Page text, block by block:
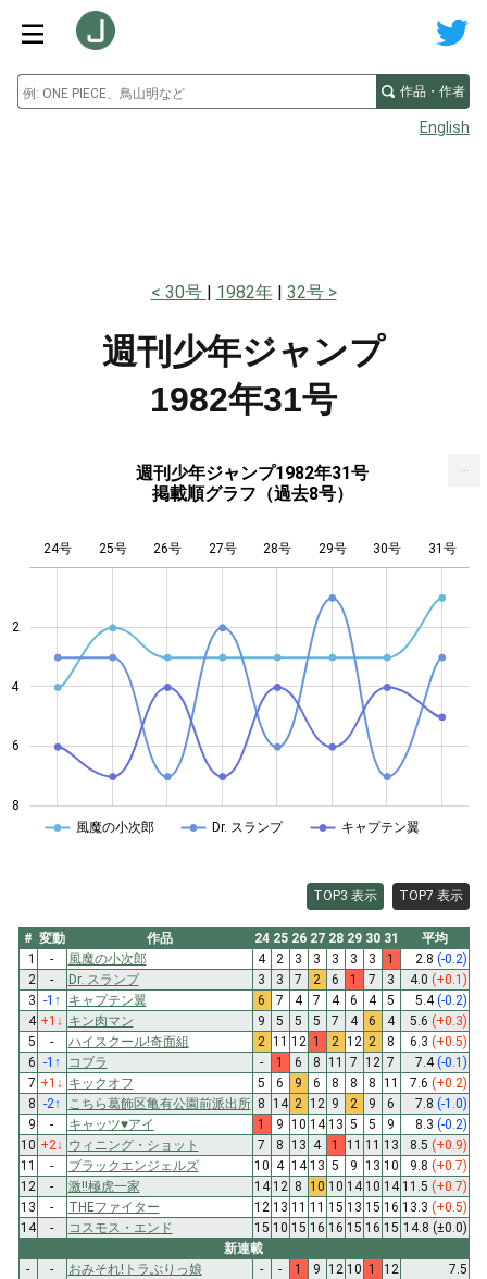
作品・作者
English
30号 1982年 32号
週刊少年ジャンプ
1982年31号
週刊少年ジャンプ1982年31号
掲載順グラフ（過去8号）
4
2
4
6
8
24号 25号 26号 27号 28号 29号 30号 31号
風魔の小次郎 Dr. スランプ キャプテン翼
TOP3 表示 TOP7 表示
# 変動 作品 24 25 26 27 28 29 30 31
平均
1
- 風魔の小次郎 4 2 3 3 3 3 3 1 2.8 (-0.2)
2
- Dr. スランプ 3 3 7 2 6 1 7 3 4.0 (+0.1)
3 -1 ↑ キャプテン翼 6 7 4 7 4 6 4 5 5.4(-0.2)
4 +1 ↓ キン肉マン 9 5 5 5 7 4 6 4 5.6 (+0.3)
5
- ハイスクール!奇面組 2 11 12 1 2 12 2 8 6.3 (+0.5)
6 -1 ↑ コブラ - 1 6 8 11 7 12 7 7.4(-0.1)
7 +1 ↓ キックオフ 5 6 9 6 8 8 8 11 7.6 (+0.2)
8 -2↑ こちら葛飾区亀有公園前派出所 8 14 2 12 9 2 9 6 7.8 (-1.0)
9
- キャッツ♥アイ 1 9 10 14 13 5 5 9 8.3 (-0.2)
10 +2↓ ウィニング・ショット 7 8 13 4 1 11 11 13 8.5 (+0.9)
11
- ブラックエンジェルズ 10 4 14 13 5 9 13 10 9.8 (+0.7)
12
- 激!!極虎一家 14 12 8 10 10 14 10 14 11.5 (+0.7)
13
- THEファイター 12 13 11 11 15 13 15 16 13.3 (+0.5)
14
- コスモス・エンド 15 10 15 16 16 15 16 15 14.8 (±0.0)
新連載
-
- おみそれ!トラぶりっ娘 - - 1 9 12 10 1 12
7.5